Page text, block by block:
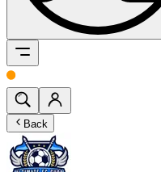
Back